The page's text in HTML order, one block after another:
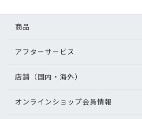
商品
アフターサービス
店舗（国内・海外）
オンラインショップ会員情報